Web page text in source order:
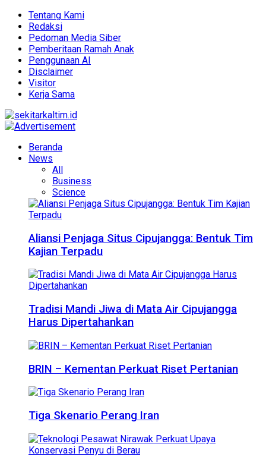
Tentang Kami
Redaksi
Pedoman Media Siber
Pemberitaan Ramah Anak
Penggunaan AI
Disclaimer
Visitor
Kerja Sama
Beranda
News
All
Business
Science
Aliansi Penjaga Situs Cipujangga: Bentuk Tim
Kajian Terpadu
Tradisi Mandi Jiwa di Mata Air Cipujangga
Harus Dipertahankan
BRIN – Kementan Perkuat Riset Pertanian
Tiga Skenario Perang Iran